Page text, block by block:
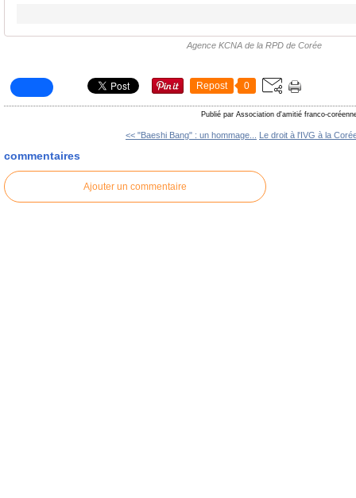
Agence KCNA de la RPD de Corée
Repost 0
Publié par Association d'amitié franco-
<< "Baeshi Bang" : un hommage... Le droit à l'IVG à la
commentaires
Ajouter un commentaire